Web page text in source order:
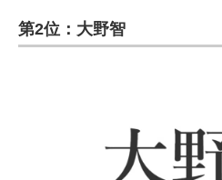
第2位：大野智